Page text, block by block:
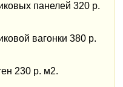
панелей 320 р.
вагонки 380 р.
230 р. м2.